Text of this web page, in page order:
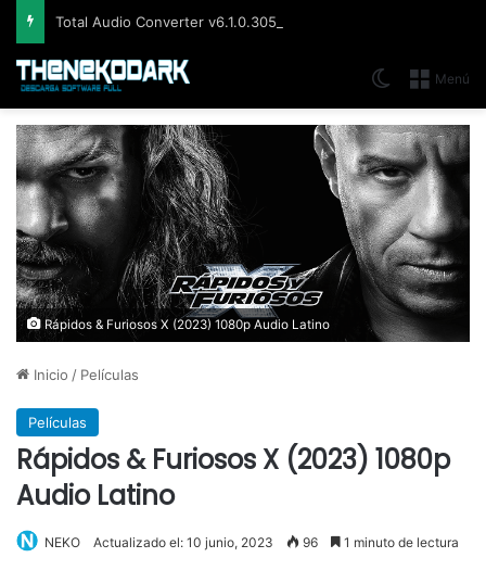
Menú
Switch skin
Rápidos & Furiosos X (2023) 1080p Audio Latino
Inicio / Películas
Películas
Rápidos & Furiosos X (2023) 1080p
Audio Latino
NEKO Actualizado el: 10 junio, 2023 96 1 minuto de lectura